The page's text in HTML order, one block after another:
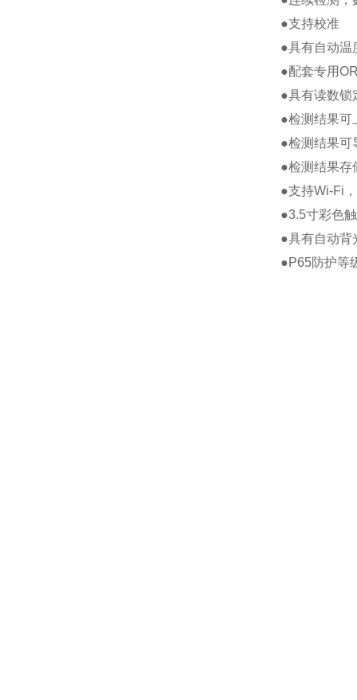
●支持校准
●具有自动温
●配套专用
●具有读数锁
●检测结果可
●检测结果可
●检测结果存
●支持Wi-Fi
●3.5寸彩色
●具有自动背
●P65防护等